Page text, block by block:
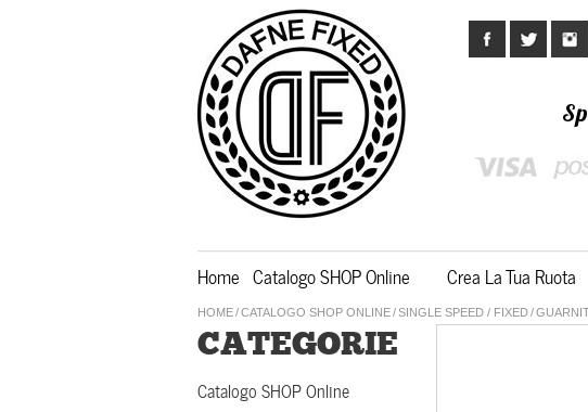
Home Catalogo SHOP Online Crea La Tua Ruota
HOME/CATALOGO SHOP ONLINE/SINGLE SPEED / FIXED/
CATEGORIE
Catalogo SHOP Online